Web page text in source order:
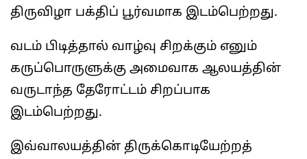
திருவிழா பக்திப் பூர்வமாக இடம்பெற்றது.
வடம் பிடித்தால் வாழ்வு சிறக்கும் எனும்
கருப்பொருளுக்கு அமைவாக ஆலயத்தின்
வருடாந்த தேரோட்டம் சிறப்பாக
இடம்பெற்றது.
இவ்வாலயத்தின் திருக்கொடியேற்றத்